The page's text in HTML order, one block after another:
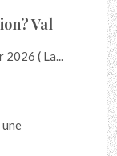
Val
2026 ( La...